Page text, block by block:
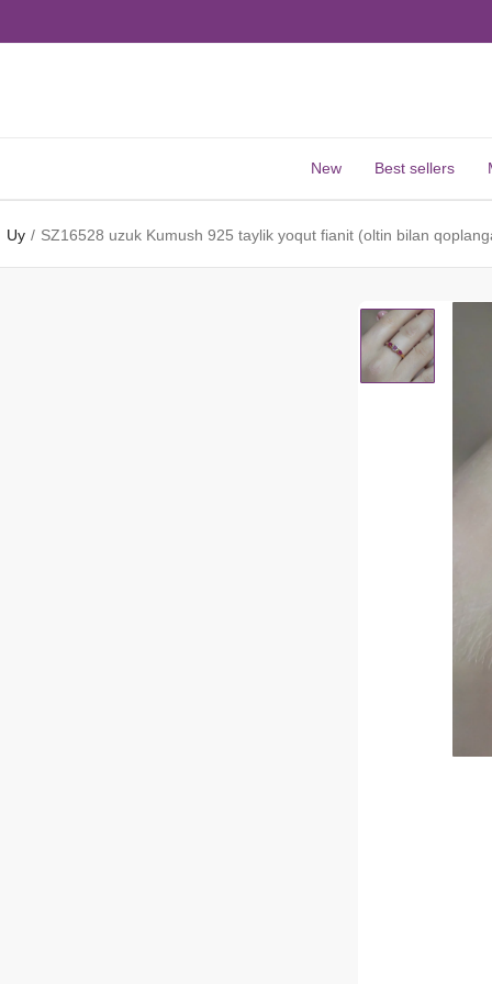
New Best sellers
Uy SZ16528 uzuk Kumush 925 taylik yoqut fianit (oltin bilan